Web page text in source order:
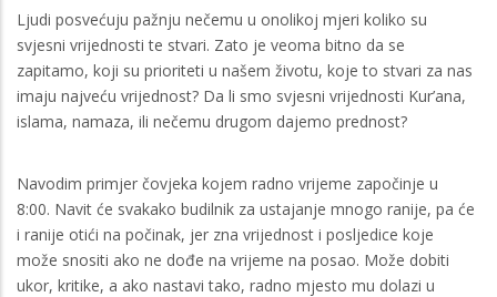
Ljudi posvećuju pažnju nečemu u onolikoj mjeri koliko su
svjesni vrijednosti te stvari. Zato je veoma bitno da se
zapitamo, koji su prioriteti u našem životu, koje to stvari za nas
imaju najveću vrijednost? Da li smo svjesni vrijednosti Kur’ana,
islama, namaza, ili nečemu drugom dajemo prednost?
Navodim primjer čovjeka kojem radno vrijeme započinje u
8:00. Navit će svakako budilnik za ustajanje mnogo ranije, pa će
i ranije otići na počinak, jer zna vrijednost i posljedice koje
može snositi ako ne dođe na vrijeme na posao. Može dobiti
ukor, kritike, a ako nastavi tako, radno mjesto mu dolazi u